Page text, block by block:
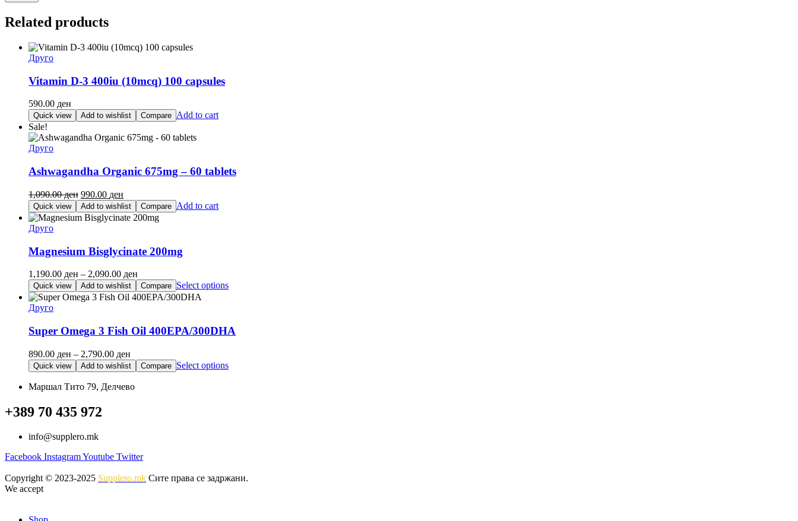
Related products
Друго
Vitamin D-3 400iu (10mcq) 100 capsules
590.00 ден
Quick view Add to wishlist Compare Add to cart
Sale!
Друго
Ashwagandha Organic 675mg – 60 tablets
1,090.00ден Original
price
was:
1,090.00 ден.
990.00 ден
price
is:
990.00 ден.
Quick view Add to wishlist Compare Add to cart
Друго
Magnesium Bisglycinate 200mg
1,190.00 ден – 2,090.00 ден
range:
1,190.00 ден
Quick view Add to wishlist Compare Select optionsThis
variants.
The
be
Друго
Super Omega 3 Fish Oil 400EPA/300DHA
890.00 ден – 2,790.00 ден
range:
890.00 ден
through
Quick view Add to wishlist Compare Select optionsThis
the
Маршал Тито 79, Делчево
+389 70 435 972
info@supplero.mk
Facebook InstagramYoutube Twitter
Copyright © 2023-2025 Supplero.mk Сите права се задржани.
We accept